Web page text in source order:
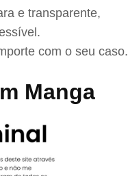
e transparente,
com o seu caso.
Manga